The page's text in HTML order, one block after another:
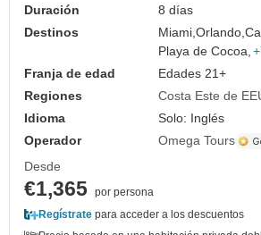
Duración
8 días
Destinos
Miami,Orlando,
Playa de Cocoa,
Franja de edad
Edades 21+
Regiones
Costa Este de
Idioma
Solo: Inglés
Operador
Omega Tours
Desde
€1,365 por persona
Regístrate para acceder a los descuentos